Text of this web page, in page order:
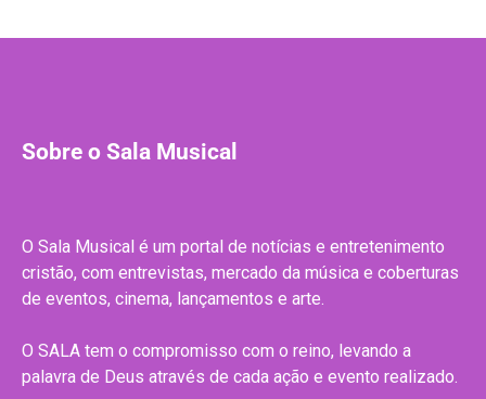
Sobre o Sala Musical
O Sala Musical é um portal de notícias e entretenimento
cristão, com entrevistas, mercado da música e coberturas
de eventos, cinema, lançamentos e arte.
O SALA tem o compromisso com o reino, levando a
palavra de Deus através de cada ação e evento realizado.